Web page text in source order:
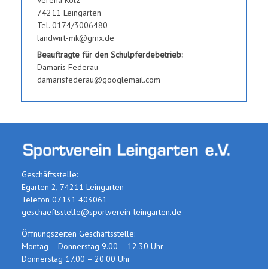
74211 Leingarten
Tel. 0174/3006480
landwirt-mk@gmx.de
Beauftragte für den Schulpferdebetrieb:
Damaris Federau
damarisfederau@googlemail.com
Geschäftsstelle:
Egarten 2, 74211 Leingarten
Telefon 07131 403061
geschaeftsstelle@sportverein-leingarten.de
Öffnungszeiten Geschäftsstelle:
Montag – Donnerstag 9.00 – 12.30 Uhr
Donnerstag 17.00 – 20.00 Uhr